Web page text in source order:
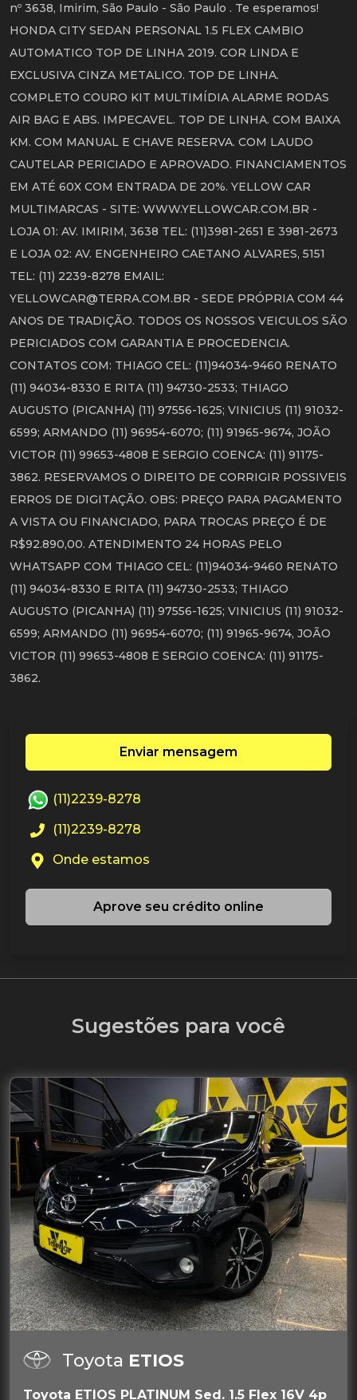
nº 3638, Imirim, São Paulo - São Paulo . Te esperamos!
HONDA CITY SEDAN PERSONAL 1.5 FLEX CAMBIO
AUTOMATICO TOP DE LINHA 2019. COR LINDA E
EXCLUSIVA CINZA METALICO. TOP DE LINHA.
COMPLETO COURO KIT MULTIMÍDIA ALARME RODAS
AIR BAG E ABS. IMPECAVEL. TOP DE LINHA. COM BAIXA
KM. COM MANUAL E CHAVE RESERVA. COM LAUDO
CAUTELAR PERICIADO E APROVADO. FINANCIAMENTOS
EM ATÉ 60X COM ENTRADA DE 20%. YELLOW CAR
MULTIMARCAS - SITE: WWW.YELLOWCAR.COM.BR -
LOJA 01: AV. IMIRIM, 3638 TEL: (11)3981-2651 E 3981-2673
E LOJA 02: AV. ENGENHEIRO CAETANO ALVARES, 5151
TEL: (11) 2239-8278 EMAIL:
YELLOWCAR@TERRA.COM.BR - SEDE PRÓPRIA COM 44
ANOS DE TRADIÇÃO. TODOS OS NOSSOS VEICULOS SÃO
PERICIADOS COM GARANTIA E PROCEDENCIA.
CONTATOS COM: THIAGO CEL: (11)94034-9460 RENATO
(11) 94034-8330 E RITA (11) 94730-2533; THIAGO
AUGUSTO (PICANHA) (11) 97556-1625; VINICIUS (11) 91032-
6599; ARMANDO (11) 96954-6070; (11) 91965-9674, JOÃO
VICTOR (11) 99653-4808 E SERGIO COENCA: (11) 91175-
3862. RESERVAMOS O DIREITO DE CORRIGIR POSSIVEIS
ERROS DE DIGITAÇÃO. OBS: PREÇO PARA PAGAMENTO
A VISTA OU FINANCIADO, PARA TROCAS PREÇO É DE
R$92.890,00. ATENDIMENTO 24 HORAS PELO
WHATSAPP COM THIAGO CEL: (11)94034-9460 RENATO
(11) 94034-8330 E RITA (11) 94730-2533; THIAGO
AUGUSTO (PICANHA) (11) 97556-1625; VINICIUS (11) 91032-
6599; ARMANDO (11) 96954-6070; (11) 91965-9674, JOÃO
VICTOR (11) 99653-4808 E SERGIO COENCA: (11) 91175-
3862.
Enviar mensagem
(11)2239-8278
(11)2239-8278
Onde estamos
Aprove seu crédito online
Sugestões para você
Toyota ETIOS
Toyota ETIOS PLATINUM Sed. 1.5 Flex 16V 4p